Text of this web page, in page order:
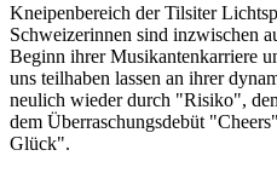
Kneipenbereich der Tilsiter
Schweizerinnen sind inzwischen
Beginn ihrer Musikantenkarriere
uns teilhaben lassen an ihrer
neulich wieder durch "Risiko",
dem Überraschungsdebüt
Glück".